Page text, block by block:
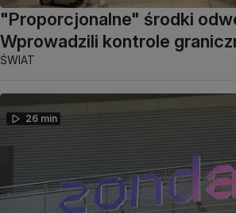
"Proporcjonalne" środki
Wprowadzili kontrole
ŚWIAT
26 min